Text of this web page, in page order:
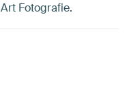
Fotografie.